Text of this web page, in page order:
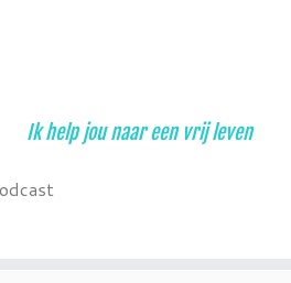
Ik help jou naar een vrij leven